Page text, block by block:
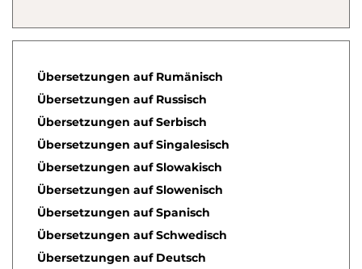
Übersetzungen auf Rumänisch
Übersetzungen auf Russisch
Übersetzungen auf Serbisch
Übersetzungen auf Singalesisch
Übersetzungen auf Slowakisch
Übersetzungen auf Slowenisch
Übersetzungen auf Spanisch
Übersetzungen auf Schwedisch
Übersetzungen auf Deutsch